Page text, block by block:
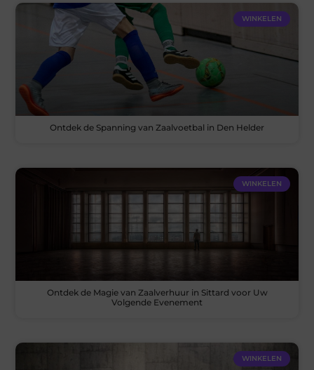
WINKELEN
Ontdek de Spanning van Zaalvoetbal in Den Helder
WINKELEN
Ontdek de Magie van Zaalverhuur in Sittard voor Uw
Volgende Evenement
WINKELEN